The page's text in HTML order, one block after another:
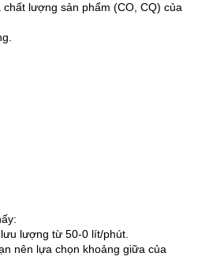
lượng sản phẩm (CO, CQ) của
lượng từ 50-0 lít/phút.
nên lựa chọn khoảng giữa của